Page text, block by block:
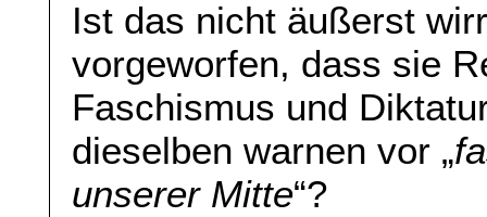
Ist das nicht äußerst
vorgeworfen, dass sie
Faschismus und
dieselben warnen vor „
unserer Mitte“?